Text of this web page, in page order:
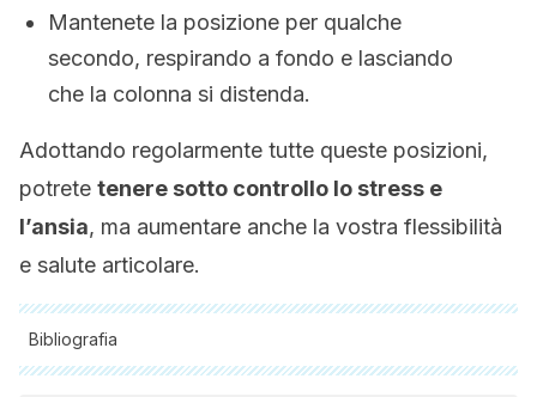
Mantenete la posizione per qualche
secondo, respirando a fondo e lasciando
che la colonna si distenda.
Adottando regolarmente tutte queste posizioni,
potrete tenere sotto controllo lo stress e
l’ansia, ma aumentare anche la vostra flessibilità
e salute articolare.
Bibliografia
Tutte le fonti citate sono state esaminate a fondo dal nostro